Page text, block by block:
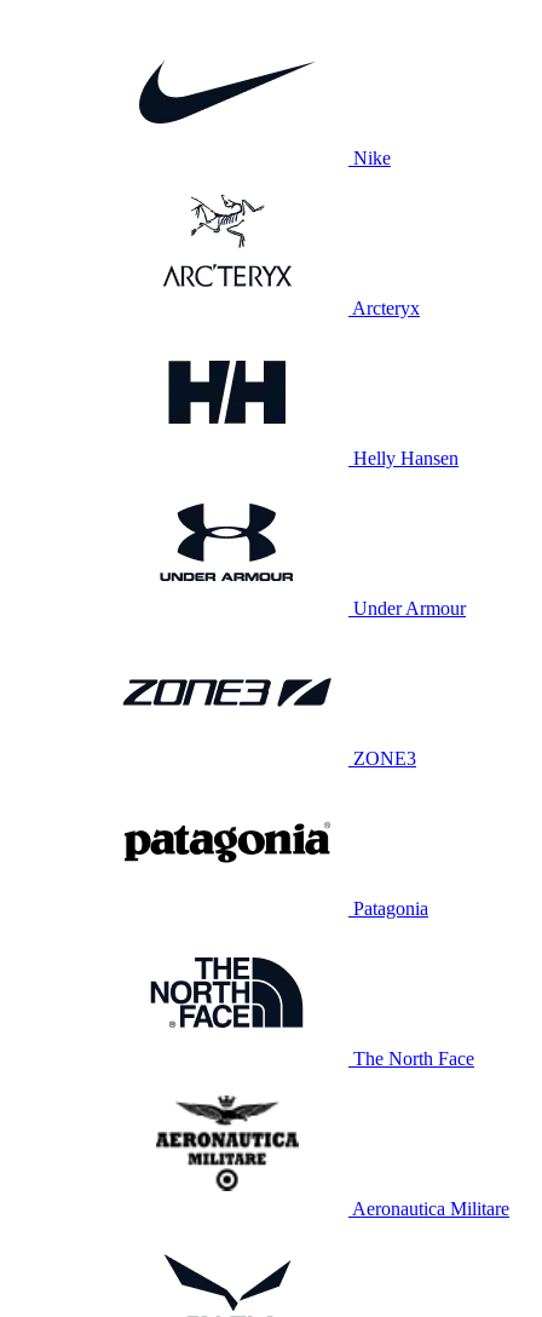
Nike
Arcteryx
Helly Hansen
Under Armour
ZONE3
Patagonia
The North Face
Aeronautica Militare